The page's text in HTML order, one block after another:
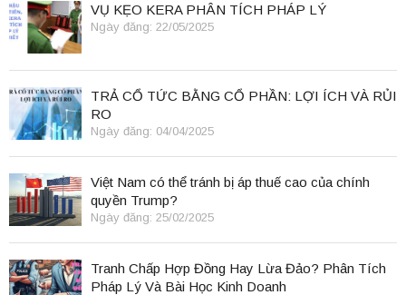
VỤ KẸO KERA PHÂN TÍCH PHÁP LÝ
Ngày đăng: 22/05/2025
TRẢ CỔ TỨC BẰNG CỔ PHẦN: LỢI ÍCH VÀ RỦI
RO
Ngày đăng: 04/04/2025
Việt Nam có thể tránh bị áp thuế cao của chính
quyền Trump?
Ngày đăng: 25/02/2025
Tranh Chấp Hợp Đồng Hay Lừa Đảo? Phân Tích
Pháp Lý Và Bài Học Kinh Doanh